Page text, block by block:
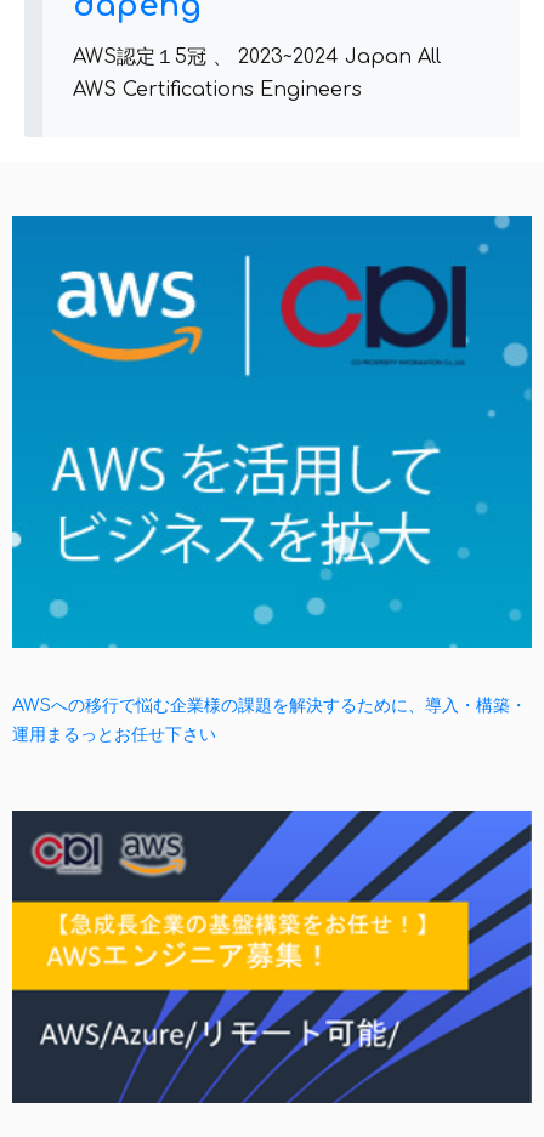
AWSへの移行で悩む企業様の課題を解決するために、導入・構築・
運用まるっとお任せ下さい
AWS認定１5冠 、 2023~2024 Japan All
AWS Certifications Engineers